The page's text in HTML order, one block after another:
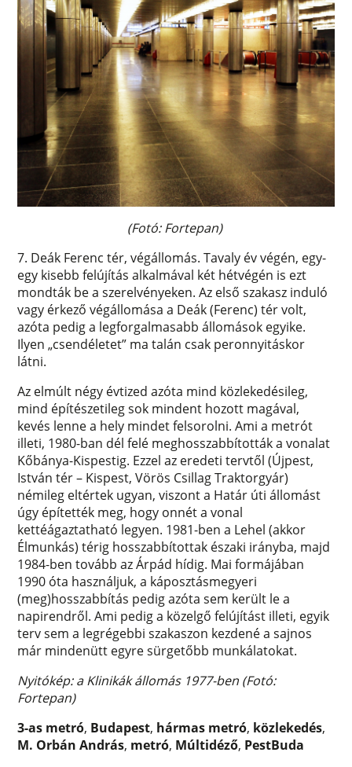
(Fotó: Fortepan)
7. Deák Ferenc tér, végállomás. Tavaly év végén, egy-
egy kisebb felújítás alkalmával két hétvégén is ezt
mondták be a szerelvényeken. Az első szakasz induló
vagy érkező végállomása a Deák (Ferenc) tér volt,
azóta pedig a legforgalmasabb állomások egyike.
Ilyen „csendéletet” ma talán csak peronnyitáskor
látni.
Az elmúlt négy évtized azóta mind közlekedésileg,
mind építészetileg sok mindent hozott magával,
kevés lenne a hely mindet felsorolni. Ami a metrót
illeti, 1980-ban dél felé meghosszabbították a vonalat
Kőbánya-Kispestig. Ezzel az eredeti tervtől (Újpest,
István tér – Kispest, Vörös Csillag Traktorgyár)
némileg eltértek ugyan, viszont a Határ úti állomást
úgy építették meg, hogy onnét a vonal
kettéágaztatható legyen. 1981-ben a Lehel (akkor
Élmunkás) térig hosszabbítottak északi irányba, majd
1984-ben tovább az Árpád hídig. Mai formájában
1990 óta használjuk, a káposztásmegyeri
(meg)hosszabbítás pedig azóta sem került le a
napirendről. Ami pedig a közelgő felújítást illeti, egyik
terv sem a legrégebbi szakaszon kezdené a sajnos
már mindenütt egyre sürgetőbb munkálatokat.
Nyitókép: a Klinikák állomás 1977-ben (Fotó:
Fortepan)
3-as metró, Budapest, hármas metró, közlekedés,
M. Orbán András, metró, Múltidéző, PestBuda